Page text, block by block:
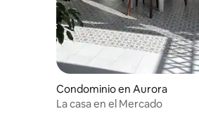
Condominio en Aurora
La casa en el Mercado